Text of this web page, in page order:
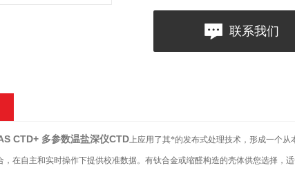
联系我们
CTD+ 多参数温盐深仪CTD上应用了其*的发布式处理技术，形成一个
，在自主和实时操作下提供校准数据。有钛合金或缩醛构造的壳体供您选择，